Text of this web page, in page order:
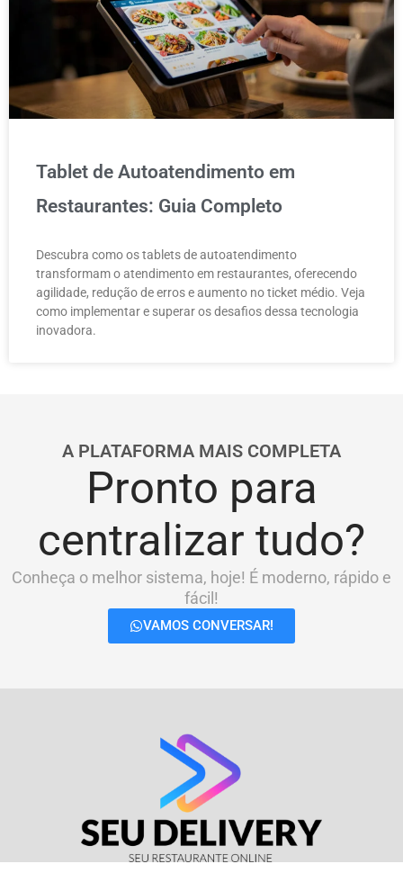
Tablet de Autoatendimento em
Restaurantes: Guia Completo
Descubra como os tablets de autoatendimento
transformam o atendimento em restaurantes, oferecendo
agilidade, redução de erros e aumento no ticket médio. Veja
como implementar e superar os desafios dessa tecnologia
inovadora.
A PLATAFORMA MAIS COMPLETA
Pronto para
centralizar tudo?
Conheça o melhor sistema, hoje! É moderno, rápido e
fácil!
VAMOS CONVERSAR!